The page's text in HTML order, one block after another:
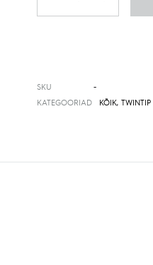
SKU
-
KATEGOORIAD
KÕIK,